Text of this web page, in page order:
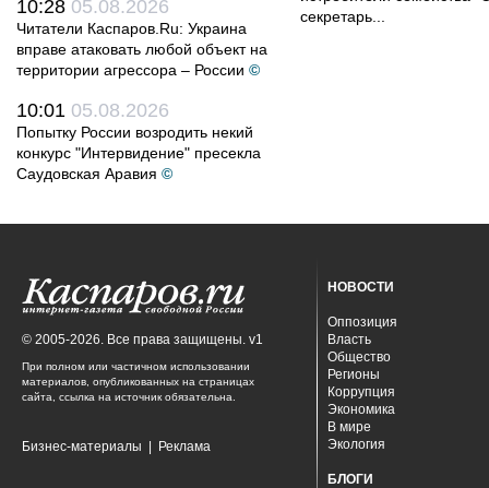
10:28 05.08.2026
Читатели Каспаров.Ru: Украина
вправе атаковать любой объект на
территории агрессора – России ©
10:01 05.08.2026
Попытку России возродить некий
конкурс "Интервидение" пресекла
Саудовская Аравия ©
секретарь...
© 2005-2026. Все права защищены. v1
При полном или частичном использовании
материалов, опубликованных на страницах
сайта, ссылка на источник обязательна.
Бизнес-материалы Реклама
НОВОСТИ
Оппозиция
Власть
Общество
Регионы
Коррупция
Экономика
В мире
Экология
БЛОГИ